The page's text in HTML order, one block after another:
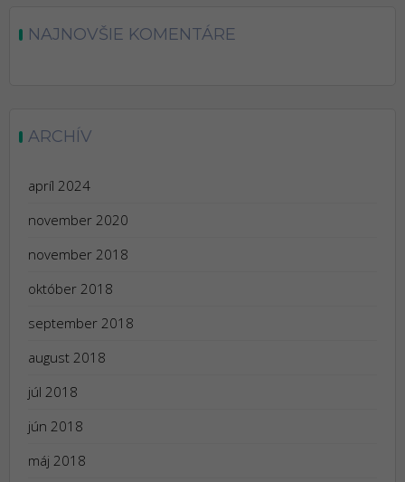
NAJNOVŠIE KOMENTÁRE
ARCHÍV
apríl 2024
november 2020
november 2018
október 2018
september 2018
august 2018
júl 2018
jún 2018
máj 2018